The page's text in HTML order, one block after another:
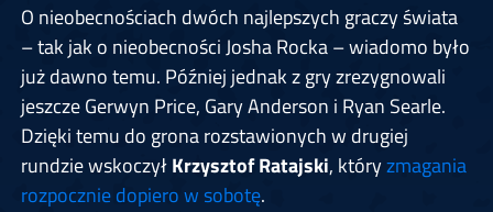
O nieobecnościach dwóch najlepszych graczy świata
– tak jak o nieobecności Josha Rocka – wiadomo było
już dawno temu. Później jednak z gry zrezygnowali
jeszcze Gerwyn Price, Gary Anderson i Ryan Searle.
Dzięki temu do grona rozstawionych w drugiej
rundzie wskoczyłKrzysztof Ratajski, któryzmagania
rozpocznie dopiero w sobotę.